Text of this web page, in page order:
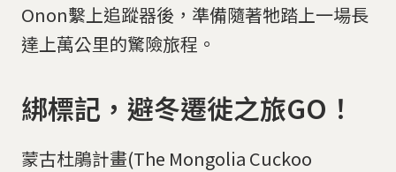
Onon繫上追蹤器後，準備隨著牠踏上一場長
達上萬公里的驚險旅程。
綁標記，避冬遷徙之旅GO！
蒙古杜鵑計畫(The Mongolia Cuckoo